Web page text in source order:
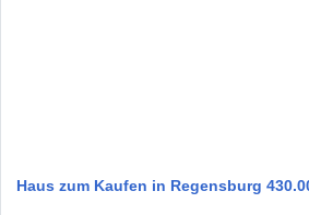
Haus zum Kaufen in Regensburg